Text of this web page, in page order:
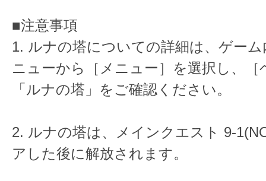
■注意事項
1. ルナの塔についての詳細は、ゲー
ニューから［メニュー］を選択し、［
「ルナの塔」をご確認ください。
2. ルナの塔は、メインクエスト 9-
アした後に解放されます。